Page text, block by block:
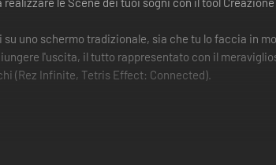
su uno schermo tradizionale, sia che tu lo faccia in
l'uscita, il tutto rappresentato con il
(Rez Infinite, Tetris Effect: Connected).
il caricamento e la condivisione delle Scene